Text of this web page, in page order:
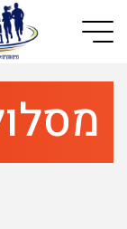
small screen
מסלול 10